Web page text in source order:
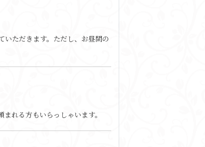
ただきます。ただし、お昼間の
れる方もいらっしゃいます。